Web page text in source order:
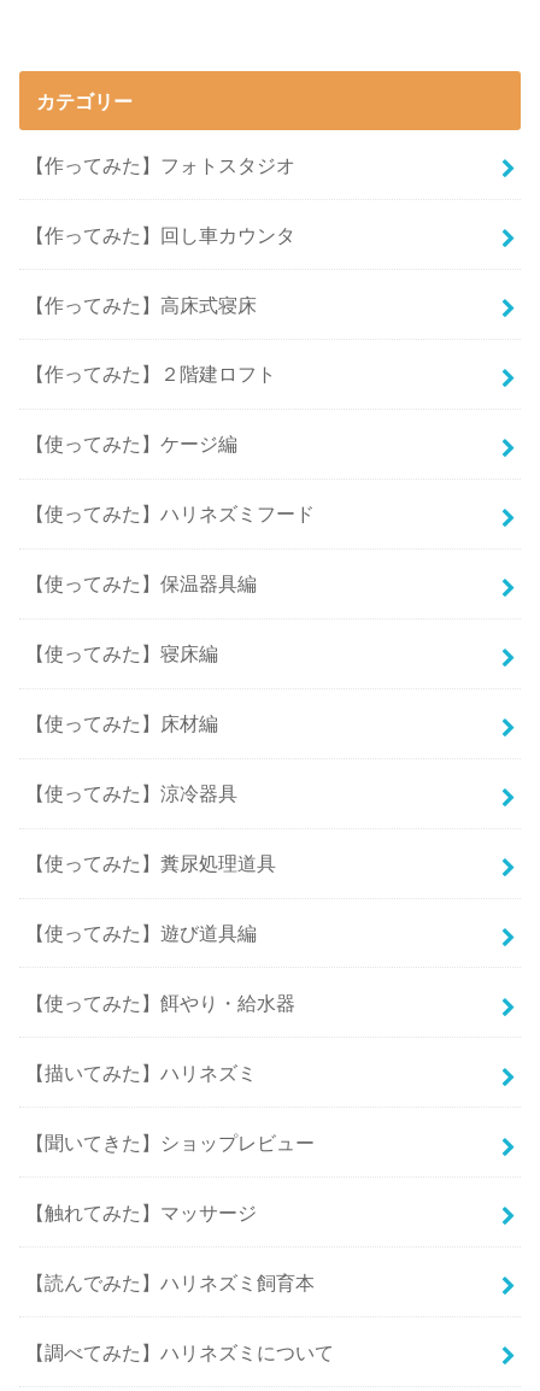
カテゴリー
【作ってみた】フォトスタジオ
【作ってみた】回し車カウンタ
【作ってみた】高床式寝床
【作ってみた】２階建ロフト
【使ってみた】ケージ編
【使ってみた】ハリネズミフード
【使ってみた】保温器具編
【使ってみた】寝床編
【使ってみた】床材編
【使ってみた】涼冷器具
【使ってみた】糞尿処理道具
【使ってみた】遊び道具編
【使ってみた】餌やり・給水器
【描いてみた】ハリネズミ
【聞いてきた】ショップレビュー
【触れてみた】マッサージ
【読んでみた】ハリネズミ飼育本
【調べてみた】ハリネズミについて